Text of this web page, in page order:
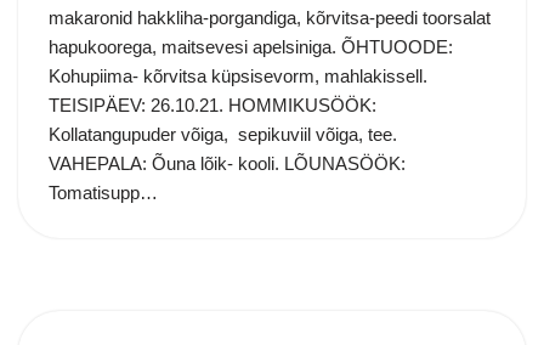
makaronid hakkliha-porgandiga, kõrvitsa-peedi toorsalat
hapukoorega, maitsevesi apelsiniga. ÕHTUOODE:
Kohupiima- kõrvitsa küpsisevorm, mahlakissell.
TEISIPÄEV: 26.10.21. HOMMIKUSÖÖK:
Kollatangupuder võiga, sepikuviil võiga, tee.
VAHEPALA: Õuna lõik- kooli. LÕUNASÖÖK:
Tomatisupp…